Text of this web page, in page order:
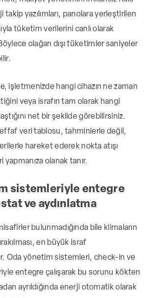
takip yazılımları, panolara yerleştirilen
tüketim verilerini canlı olarak
Böylece olağan dışı tüketimler saniyeler
işletmenizde hangi cihazın ne zaman
veya israfın tam olarak hangi
net bir şekilde görebilirsiniz.
veri tablosu, tahminlerle değil,
hareket ederek nokta atışı
olanak tanır.
sistemleriyle entegre
ve aydınlatma
bulunmadığında bile klimaların
en büyük israf
Oda yönetim sistemleri, check-in ve
entegre çalışarak bu sorunu kökten
ayrıldığında enerji otomatik olarak